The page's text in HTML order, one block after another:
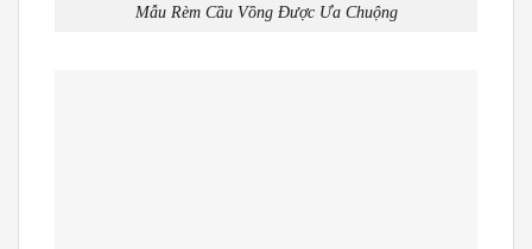
Mẫu Rèm Cầu Vồng Được Ưa Chuộng